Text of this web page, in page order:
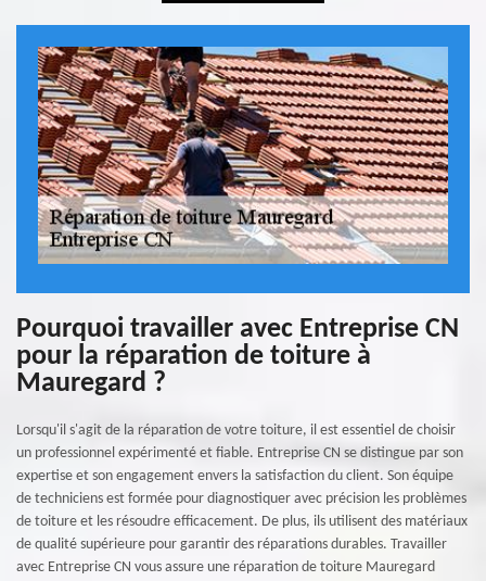
Pourquoi travailler avec Entreprise CN
pour la réparation de toiture à
Mauregard ?
Lorsqu'il s'agit de la réparation de votre toiture, il est essentiel de choisir
un professionnel expérimenté et fiable. Entreprise CN se distingue par son
expertise et son engagement envers la satisfaction du client. Son équipe
de techniciens est formée pour diagnostiquer avec précision les problèmes
de toiture et les résoudre efficacement. De plus, ils utilisent des matériaux
de qualité supérieure pour garantir des réparations durables. Travailler
avec Entreprise CN vous assure une réparation de toiture Mauregard